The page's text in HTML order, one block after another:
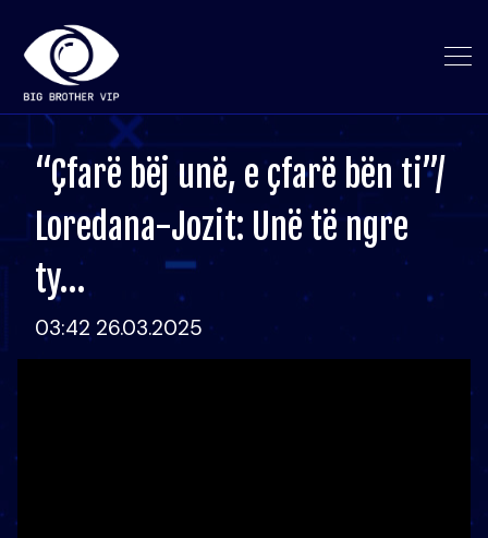
“Çfarë bëj unë, e çfarë bën ti”/
Loredana-Jozit: Unë të ngre
ty…
03:42 26.03.2025